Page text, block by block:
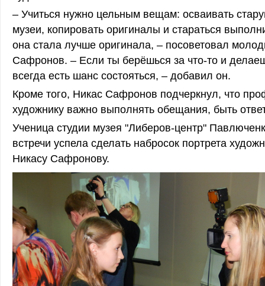
– Учиться нужно цельным вещам: осваивать
музеи, копировать оригиналы и стараться
она стала лучше оригинала, – посоветовал
Сафронов. – Если ты берёшься за что-то и
всегда есть шанс состояться, – добавил он.
Кроме того, Никас Сафронов подчеркнул, что
художнику важно выполнять обещания, быть
Ученица студии музея "Либеров-центр"
встречи успела сделать набросок портрета
Никасу Сафронову.